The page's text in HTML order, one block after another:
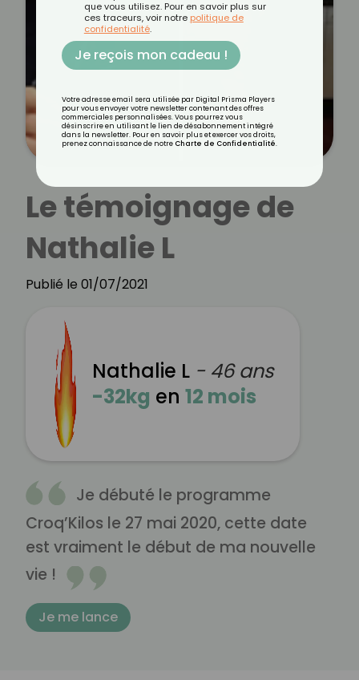
Le témoignage de
Nathalie L
Publié le 01/07/2021
Nathalie L - 46 ans
-32kg en 12 mois
Je débuté le programme
Croq’Kilos le 27 mai 2020, cette date
est vraiment le début de ma nouvelle
vie !
Je me lance
que vous utilisez. Pour en savoir plus sur
ces traceurs, voir notre politique de
confidentialité.
Je reçois mon cadeau !
Votre adresse email sera utilisée par Digital Prisma Players
pour vous envoyer votre newsletter contenant des offres
commerciales personnalisées. Vous pourrez vous
désinscrire en utilisant le lien de désabonnement intégré
dans la newsletter. Pour en savoir plus et exercer vos droits,
prenez connaissance de notre Charte de Confidentialité.